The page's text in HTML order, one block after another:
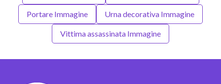
Portare Immagine Urna decorativa Immagine
Vittima assassinata Immagine